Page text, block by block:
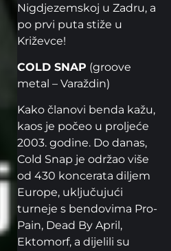
Nigdjezemskoj u Zadru, a
po prvi puta stiže u
Križevce!
COLD SNAP (groove
metal – Varaždin)
Kako članovi benda kažu,
kaos je počeo u proljeće
2003. godine. Do danas,
Cold Snap je održao više
od 430 koncerata diljem
Europe, uključujući
turneje s bendovima Pro-
Pain, Dead By April,
Ektomorf, a dijelili su